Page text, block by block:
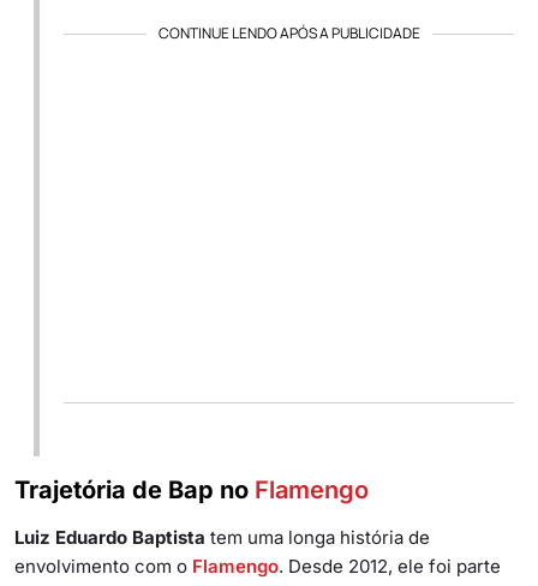
CONTINUE LENDO APÓS A PUBLICIDADE
Trajetória de Bap no Flamengo
Luiz Eduardo Baptista tem uma longa história de
envolvimento com o Flamengo. Desde 2012, ele foi parte